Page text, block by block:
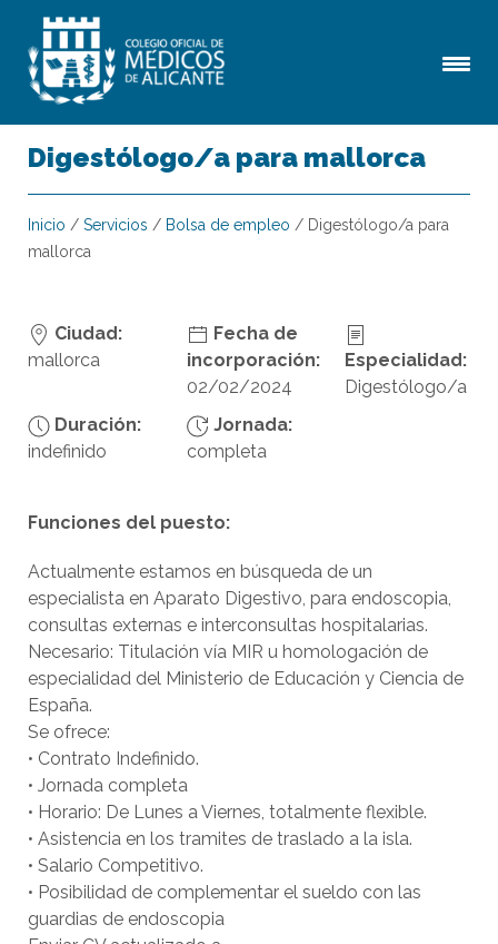
Digestólogo/a para mallorca
Inicio / Servicios / Bolsa de empleo / Digestólogo/a para
mallorca
Ciudad:
mallorca
Fecha de
incorporación:
02/02/2024
Especialidad:
Digestólogo/a
Duración:
indefinido
Jornada:
completa
Funciones del puesto:
Actualmente estamos en búsqueda de un
especialista en Aparato Digestivo, para endoscopia,
consultas externas e interconsultas hospitalarias.
Necesario: Titulación vía MIR u homologación de
especialidad del Ministerio de Educación y Ciencia de
España.
Se ofrece:
• Contrato Indefinido.
• Jornada completa
• Horario: De Lunes a Viernes, totalmente flexible.
• Asistencia en los tramites de traslado a la isla.
• Salario Competitivo.
• Posibilidad de complementar el sueldo con las
guardias de endoscopia